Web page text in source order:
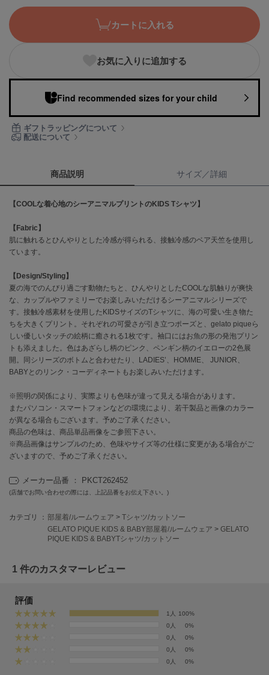
Barbour
バブアー
Beyond Closet
Calvin Klein
カルバン・クライン
CELFORD
セルフォード
クラークス
CODE A
コードエー
コール ハーン
CONVERSE
コンバース
DANSKIN
ダンスキン
EIMY ISTOIRE
エイミー イストワール
emmi
emmi atelier
エミ アトリエ
エミヨガ
FILA
フィラ
カートに入れる
お気に入りに追加する
Find recommended sizes for your child
ギフトラッピングについて
配送について
商品説明 サイズ／詳細
【COOLな着心地のシーアニマルプリントのKIDS Tシャツ】
【Fabric】
肌に触れるとひんやりとした冷感が得られる、接触冷感のベア天竺を使用し
ています。
【Design/Styling】
夏の海でのんびり過ごす動物たちと、ひんやりとしたCOOLな肌触りが爽快
な、カップルやファミリーでお楽しみいただけるシーアニマルシリーズで
す。接触冷感素材を使用したKIDSサイズのTシャツに、海の可愛い生き物た
ちを大きくプリント。それぞれの可愛さが引き立つポーズと、gelato piqueら
しい優しいタッチの絵柄に癒される1枚です。袖口にはお魚の形の発泡プリン
トも添えました。色はあざらし柄のピンク、ペンギン柄のイエローの2色展
開。同シリーズのボトムと合わせたり、LADIES’、HOMME、 JUNIOR、
BABYとのリンク・コーディネートもお楽しみいただけます。
※照明の関係により、実際よりも色味が違って見える場合があります。
またパソコン・スマートフォンなどの環境により、若干製品と画像のカラー
が異なる場合もございます。予めご了承ください。
商品の色味は、商品単品画像をご参照下さい。
※商品画像はサンプルのため、色味やサイズ等の仕様に変更がある場合がご
ざいますので、予めご了承ください。
メーカー品番 ： PKCT262452
(店舗でお問い合わせの際には、上記品番をお伝え下さい。)
カテゴリ ： 部屋着/ルームウェア > Tシャツ/カットソー
GELATO PIQUE KIDS & BABY部屋着/ルームウェア > GELATO
PIQUE KIDS & BABYTシャツ/カットソー
1 件のカスタマーレビュー
評価
1人
100%
0人
0%
0人
0%
0人
0%
0人
0%